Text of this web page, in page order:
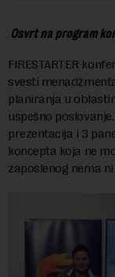
Osvrt na program
FIRESTARTER
svesti
planiranja u
uspešno
prezentacija i 3
koncepta koja ne
zaposlenog nema